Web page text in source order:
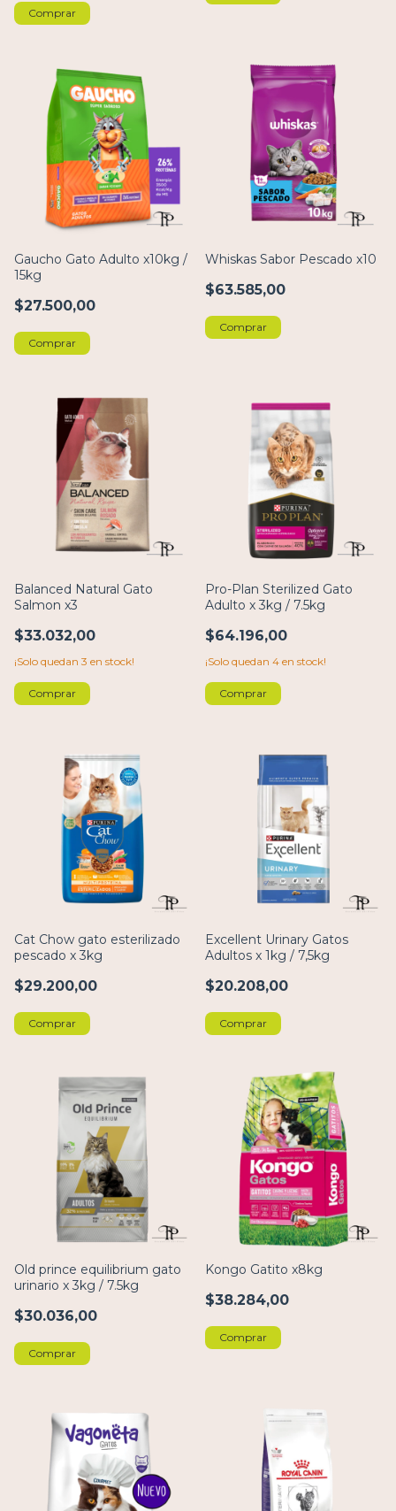
Comprar
Gaucho Gato Adulto x10kg /
15kg
$27.500,00
Comprar
Whiskas Sabor Pescado x10
$63.585,00
Comprar
Balanced Natural Gato
Salmon x3
$33.032,00
¡Solo quedan 3 en stock!
Comprar
Pro-Plan Sterilized Gato
Adulto x 3kg / 7.5kg
$64.196,00
¡Solo quedan 4 en stock!
Comprar
Cat Chow gato esterilizado
pescado x 3kg
$29.200,00
Comprar
Excellent Urinary Gatos
Adultos x 1kg / 7,5kg
$20.208,00
Comprar
Old prince equilibrium gato
urinario x 3kg / 7.5kg
$30.036,00
Comprar
Kongo Gatito x8kg
$38.284,00
Comprar